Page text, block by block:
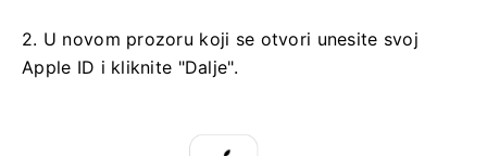
2. U novom prozoru koji se otvori unesite svoj
Apple ID i kliknite "Dalje".